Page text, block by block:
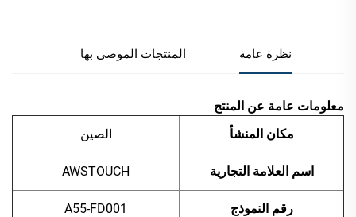
نظرة عامة المنتجات الموصى بها
معلومات عامة عن المنتج
مكان المنشأ
الصين
اسم العلامة التجارية AWSTOUCH
رقم النموذج A55-FD001